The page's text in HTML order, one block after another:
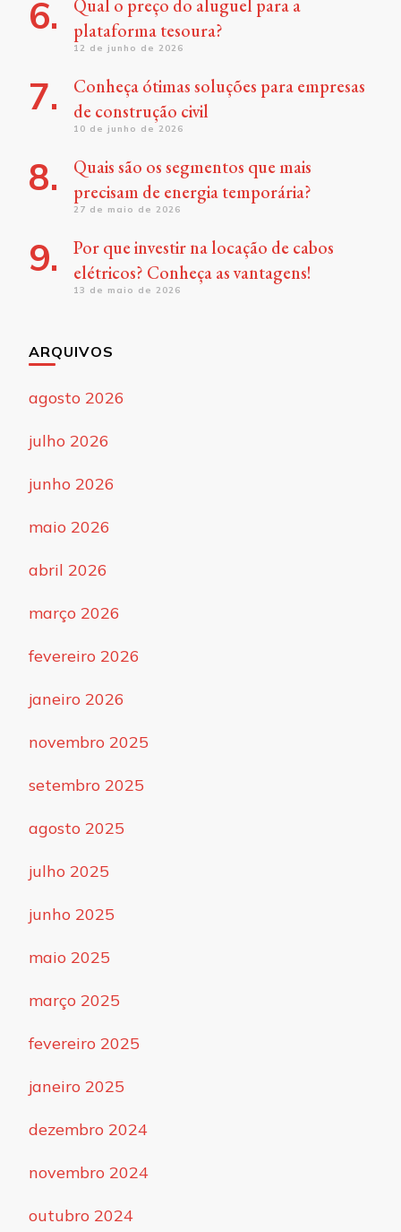
Qual o preço do aluguel para a
plataforma tesoura?
12 de junho de 2026
Conheça ótimas soluções para empresas
de construção civil
10 de junho de 2026
Quais são os segmentos que mais
precisam de energia temporária?
27 de maio de 2026
Por que investir na locação de cabos
elétricos? Conheça as vantagens!
13 de maio de 2026
ARQUIVOS
agosto 2026
julho 2026
junho 2026
maio 2026
abril 2026
março 2026
fevereiro 2026
janeiro 2026
novembro 2025
setembro 2025
agosto 2025
julho 2025
junho 2025
maio 2025
março 2025
fevereiro 2025
janeiro 2025
dezembro 2024
novembro 2024
outubro 2024